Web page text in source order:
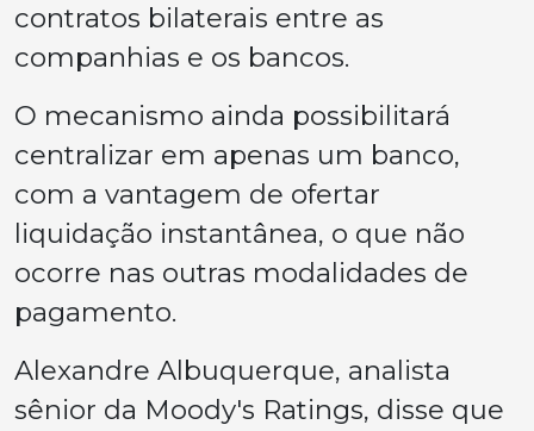
contratos bilaterais entre as
companhias e os bancos.
O mecanismo ainda possibilitará
centralizar em apenas um banco,
com a vantagem de ofertar
liquidação instantânea, o que não
ocorre nas outras modalidades de
pagamento.
Alexandre Albuquerque, analista
sênior da Moody's Ratings, disse que